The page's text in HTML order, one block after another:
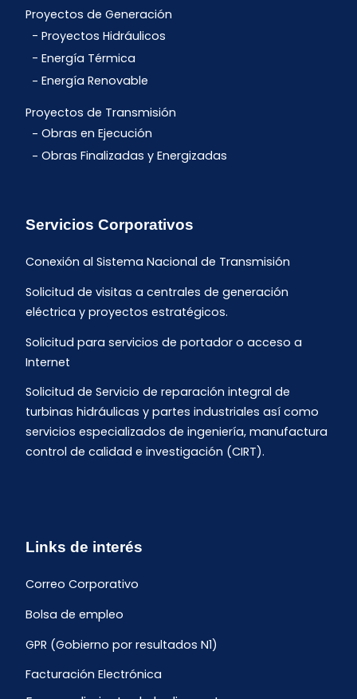
Proyectos de Generación
Proyectos Hidráulicos
Energía Térmica
Energía Renovable
Proyectos de Transmisión
Obras en Ejecución
Obras Finalizadas y Energizadas
Servicios Corporativos
Conexión al Sistema Nacional de Transmisión
Solicitud de visitas a centrales de generación
eléctrica y proyectos estratégicos.
Solicitud para servicios de portador o acceso a
Internet
Solicitud de Servicio de reparación integral de
turbinas hidráulicas y partes industriales así como
servicios especializados de ingeniería, manufactura
control de calidad e investigación (CIRT).
Links de interés
Correo Corporativo
Bolsa de empleo
GPR (Gobierno por resultados N1)
Facturación Electrónica